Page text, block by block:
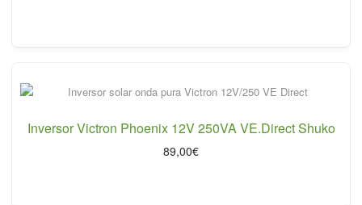
Inversor Victron Phoenix 12V 250VA VE.Direct Shuko
89,00€